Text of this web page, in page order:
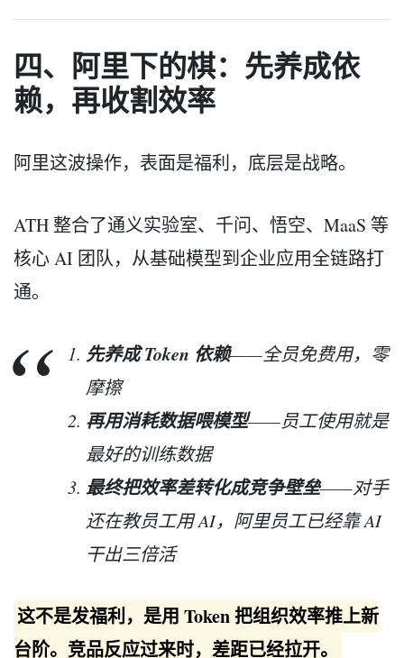
四、阿里下的棋：先养成依
赖，再收割效率
阿里这波操作，表面是福利，底层是战略。
ATH 整合了通义实验室、千问、悟空、MaaS 等
核心 AI 团队，从基础模型到企业应用全链路打
通。
先养成 Token 依赖——全员免费用，零
摩擦
再用消耗数据喂模型——员工使用就是
最好的训练数据
最终把效率差转化成竞争壁垒——对手
还在教员工用 AI，阿里员工已经靠 AI
干出三倍活
这不是发福利，是用 Token 把组织效率推上新
台阶。竞品反应过来时，差距已经拉开。